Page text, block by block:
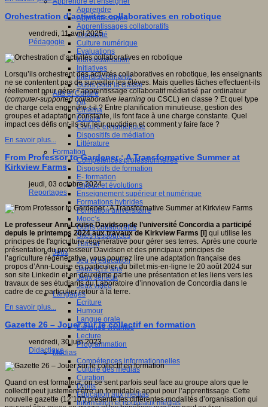
Apprendre
Apprentissages
Apprentissages collaboratifs
Créativité
Culture numérique
Evaluations
Individualisation
Initiatives
Interdisciplinarité
Outils pour la classe
Arts et Culture
Art
Cinéma
Culture
Culture et numérique
Dispositifs de médiation
Littérature
Formation
Compétences professionnelles
Dispositifs de formation
E- formation
Enjeux et évolutions
Enseignement supérieur et numérique
Formations hybrides
Formation universitaire
Mooc’s
Outils collaboratifs
Sites ressources
Tutorat
Jeux
Jeu et éducation
Jeux 4/12 ans
Jeux sérieux
Jeux vidéo
Langages
Ecriture
Humour
Langue orale
Langues vivantes
Lecture
Programmation
Médias
Compétences informationnelles
Culture des médias
Curation
Droits
Education aux médias
Information et nouveaux médias
Orchestration d’activités collaboratives en robotique
vendredi, 11 avril 2025
Pédagogie
Lorsqu’ils orchestrent des activités collaboratives en robotique, les enseignants
ne se contentent pas de surveiller les élèves. Mais quelles tâches effectuent-ils
réellement pour gérer l’apprentissage collaboratif médiatisé par ordinateur
(computer-supported collaborative learning ou CSCL) en classe ? Et quel type
de charge cela engendre-t-il ? Entre planification minutieuse, gestion des
groupes et adaptation constante, ils font face à une charge constante. Quel
impact ces défis ont-ils sur leur quotidien et comment y faire face ?
En savoir plus...
From Professor to Gardener : A Transformative Summer at
Kirkview Farms
jeudi, 03 octobre 2024
Reportages
Le professeur Ann-Louise Davidson de l’université Concordia a participé
depuis le printemps 2024 aux travaux de Kirkview Farms [i] qui utilise les
principes de l'agriculture régénérative pour gérer ses terres. Après une courte
présentation du professeur Davidson et des principaux principes de
l’agriculture régénérative, vous pourrez lire une adaptation française des
propos d’Ann-Louise en particulier du billet mis-en-ligne le 20 août 2024 sur
son site Linkedin et en deuxième partie une présentation et les liens vers les
travaux de ses étudiants du Laboratoire d’innovation de Concordia dans le
cadre de ce particulier retour à la terre.
En savoir plus...
Gazette 26 – Jouer sur le collectif en formation
vendredi, 30 juin 2023
Didactique
Quand on est formateur, on se sent parfois seul face au groupe alors que le
collectif peut justement être un formidable appui pour l’apprentissage. Cette
nouvelle gazette (12’10”) présente les différentes modalités d’organisation qui